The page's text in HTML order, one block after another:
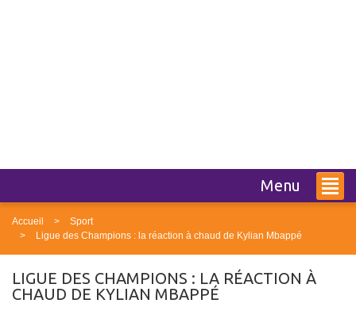
Menu
Accueil
Sport
Ligue des Champions : la réaction à chaud de Kylian Mbappé
LIGUE DES CHAMPIONS : LA RÉACTION À
CHAUD DE KYLIAN MBAPPÉ